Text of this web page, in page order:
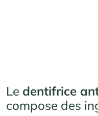
Le dentifrice
compose des